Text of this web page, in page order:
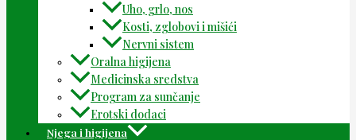
Uho, grlo, nos
Kosti, zglobovi i mišići
Nervni sistem
Oralna higijena
Medicinska sredstva
Program za sunčanje
Erotski dodaci
Njega i higijena